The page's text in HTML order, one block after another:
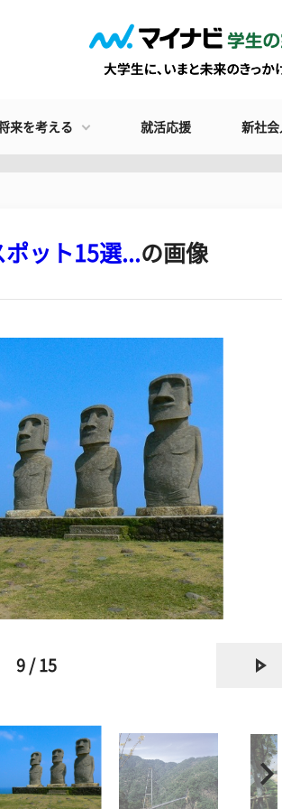
来を考える 就活応援 新社会
ット15選...の画像
9 / 15